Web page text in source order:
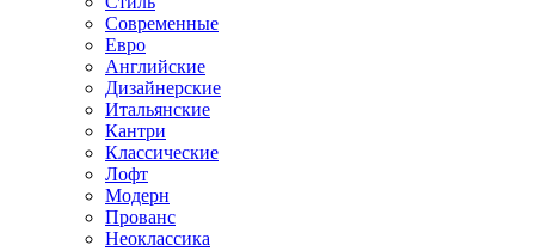
Современные
Евро
Английские
Дизайнерские
Итальянские
Кантри
Классические
Лофт
Модерн
Прованс
Неоклассика